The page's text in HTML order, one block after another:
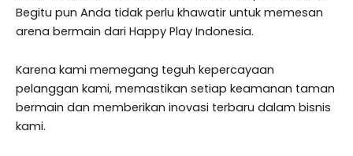
Begitu pun Anda tidak perlu khawatir untuk memesan
arena bermain dari Happy Play Indonesia.
Karena kami memegang teguh kepercayaan
pelanggan kami, memastikan setiap keamanan taman
bermain dan memberikan inovasi terbaru dalam bisnis
kami.